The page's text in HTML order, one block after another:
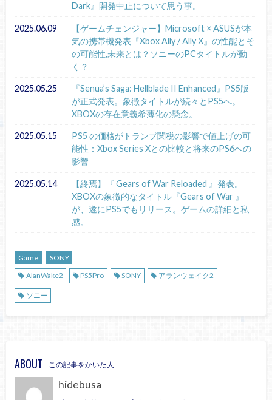
Dark』開発中止について思う事。
2025.06.09
【ゲームチェンジャー】Microsoft × ASUSが本
気の携帯機発表『Xbox Ally / Ally X』の性能とそ
の可能性,未来とは？ソニーのPCタイトルが動
く？
2025.05.25
『Senua’s Saga: Hellblade II Enhanced』PS5版
が正式発表。象徴タイトルが続々とPS5へ。
XBOXの存在意義希薄化の懸念。
2025.05.15
PS5 の価格がトランプ関税の影響で値上げの可
能性：Xbox Series Xとの比較と将来のPS6への
影響
2025.05.14
【終焉】『 Gears of War Reloaded 』発表。
XBOXの象徴的なタイトル『Gears of War 』
が、遂にPS5でもリリース。ゲームの詳細と私
感。
Game
SONY
AlanWake2
PS5Pro SONY アランウェイク2
ソニー
ABOUT この記事をかいた人
hidebusa